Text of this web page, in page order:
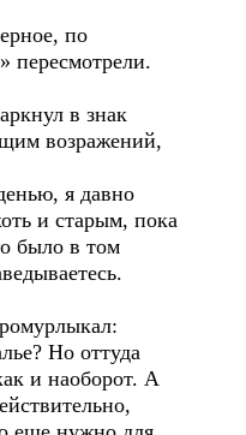
по
пересмотрели.
в знак
возражений,
я давно
и старым, пока
было в том
Но оттуда
и наоборот. А